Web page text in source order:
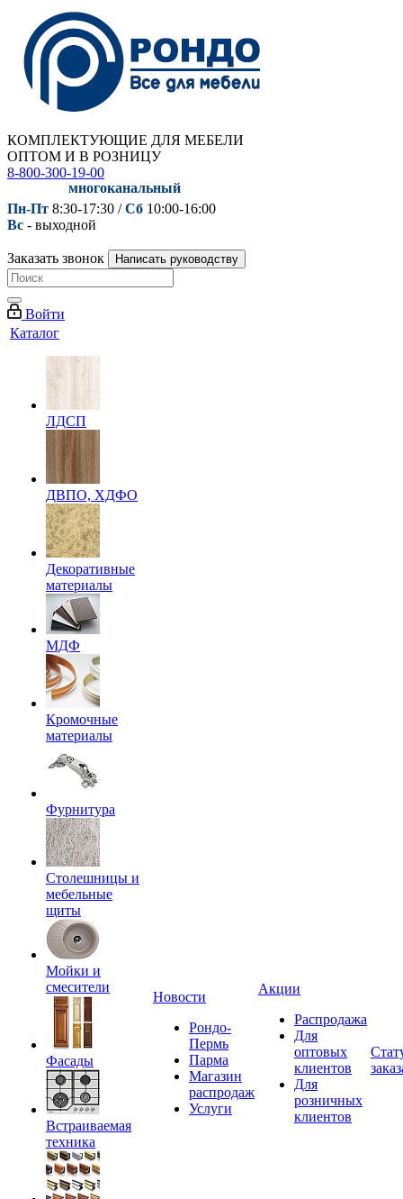
КОМПЛЕКТУЮЩИЕ ДЛЯ МЕБЕЛИ
ОПТОМ И В РОЗНИЦУ
8-800-300-19-00
многоканальный
Пн-Пт 8:30-17:30 /Сб 10:00-16:00
Вс - выходной
Заказать звонок Написать руководству
Войти
Каталог
ЛДСП
ДВПО, ХДФО
Декоративные
материалы
МДФ
Кромочные
материалы
Фурнитура
Столешницы и
мебельные
щиты
Мойки и
смесители
Фасады
Встраиваемая
техника
Новости
Рондо-
Пермь
Парма
Магазин
распродаж
Услуги
Акции
Распродажа
Для
оптовых
клиентов
Для
розничных
клиентов